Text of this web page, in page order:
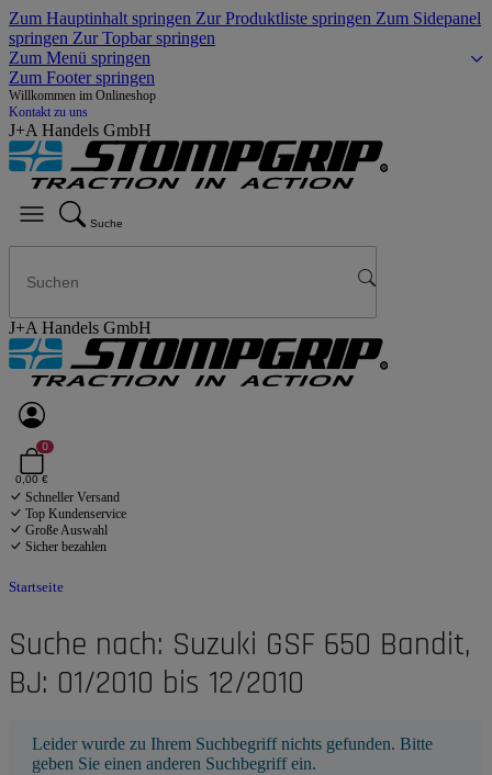
Zum Hauptinhalt springen Zur Produktliste springen Zum Sidepanel
springen Zur Topbar springen
Zum Menü springen
Zum Footer springen
Willkommen im Onlineshop
Kontakt zu uns
J+A Handels GmbH
Suche
J+A Handels GmbH
0
0,00 €
Schneller Versand
Top Kundenservice
Große Auswahl
Sicher bezahlen
Startseite
Suche nach: Suzuki GSF 650 Bandit,
BJ: 01/2010 bis 12/2010
x
Leider wurde zu Ihrem Suchbegriff nichts gefunden. Bitte
geben Sie einen anderen Suchbegriff ein.